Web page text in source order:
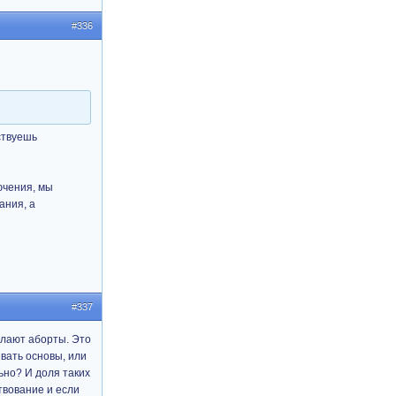
#336
мы
а
#337
аборты. Это
основы, или
И доля таких
и если